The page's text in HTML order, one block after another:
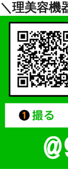
＼理美容機